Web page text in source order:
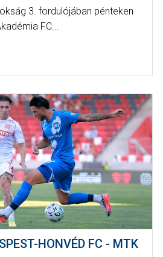
3. fordulójában pénteken
FC...
HONVÉD FC - MTK